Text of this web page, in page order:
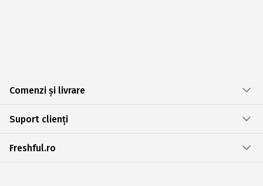
Comenzi și livrare
Suport clienți
Freshful.ro